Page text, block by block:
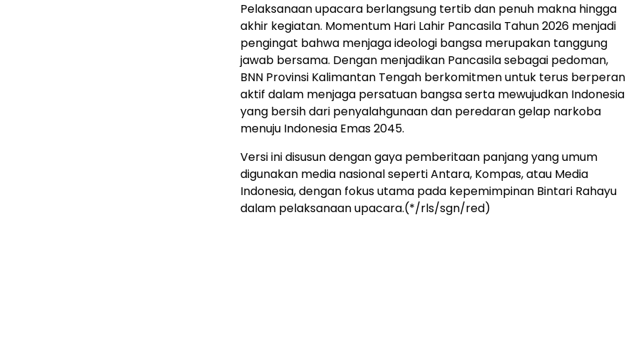
Pelaksanaan upacara berlangsung tertib dan penuh makna hingga
akhir kegiatan. Momentum Hari Lahir Pancasila Tahun 2026 menjadi
pengingat bahwa menjaga ideologi bangsa merupakan tanggung
jawab bersama. Dengan menjadikan Pancasila sebagai pedoman,
BNN Provinsi Kalimantan Tengah berkomitmen untuk terus berperan
aktif dalam menjaga persatuan bangsa serta mewujudkan Indonesia
yang bersih dari penyalahgunaan dan peredaran gelap narkoba
menuju Indonesia Emas 2045.
Versi ini disusun dengan gaya pemberitaan panjang yang umum
digunakan media nasional seperti Antara, Kompas, atau Media
Indonesia, dengan fokus utama pada kepemimpinan Bintari Rahayu
dalam pelaksanaan upacara.(*/rls/sgn/red)